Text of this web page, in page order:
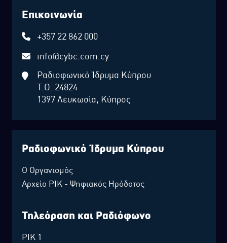
Επικοινωνία
+357 22 862 000
info@cybc.com.cy
Ραδιοφωνικό Ίδρυμα Κύπρου
Τ.Θ. 24824
1397 Λευκωσία, Κύπρος
Ραδιοφωνικό Ίδρυμα Κύπρου
Ο Οργανισμός
Αρχείο ΡΙΚ - Ψηφιακός Ηρόδοτος
Τηλεόραση και Ραδιόφωνο
ΡΙΚ 1